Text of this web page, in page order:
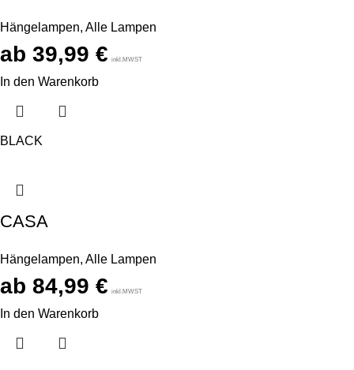
Hängelampen, Alle Lampen
39,99 € inkl.MWST
In den Warenkorb
BLACK
CASA
Hängelampen, Alle Lampen
84,99 € inkl.MWST
In den Warenkorb